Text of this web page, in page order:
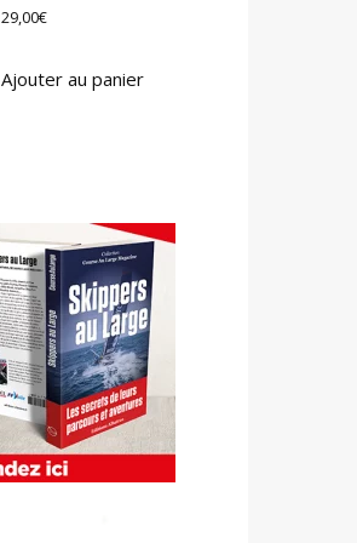
29,00€
Ajouter au panier